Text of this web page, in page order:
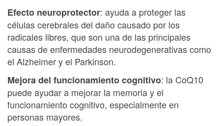
Efecto neuroprotector: ayuda a proteger las
células cerebrales del daño causado por los
radicales libres, que son una de las principales
causas de enfermedades neurodegenerativas como
el Alzheimer y el Parkinson.
Mejora del funcionamiento cognitivo: la CoQ10
puede ayudar a mejorar la memoria y el
funcionamiento cognitivo, especialmente en
personas mayores.